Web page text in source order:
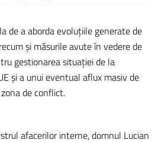
de a aborda evoluțiile generate de
și măsurile avute în vedere de
gestionarea situației de la
și a unui eventual aflux masiv de
de conflict.
afacerilor interne, domnul Lucian